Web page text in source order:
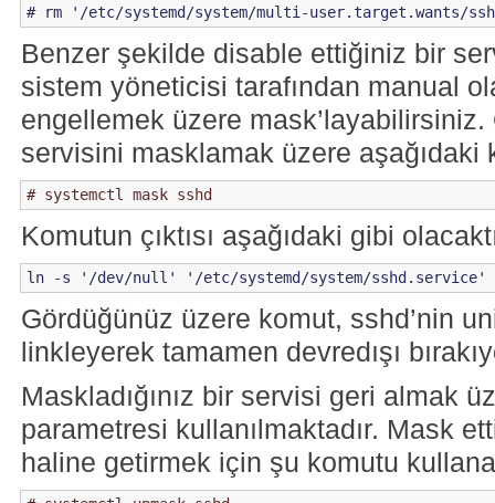
Benzer şekilde disable ettiğiniz bir
sistem yöneticisi tarafından manual
engellemek üzere
servisini masklamak üzere aşağıdaki
Komutun çıktısı aşağıdaki gibi
Gördüğünüz üzere komut, sshd’nin
linkleyerek tamamen devredışı
Maskladığınız bir servisi geri almak
parametresi kullanılmaktadır. Mask
haline getirmek için şu komutu